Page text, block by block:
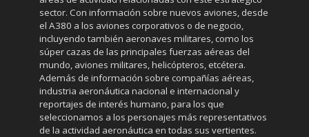
sector. Con información sobre nuevos aviones, desde
el A380 a los aviones corporativos o de negocio,
incluyendo también aeronaves militares, como los
súper cazas de las principales fuerzas aéreas del
mundo, aviones militares, helicópteros, etcétera.
Además de información sobre compañías aéreas,
industria aeronáutica nacional e internacional y
reportajes de interés humano, para los que
seleccionamos a los personajes más representativos
de la actividad aeronáutica en todas sus vertientes.